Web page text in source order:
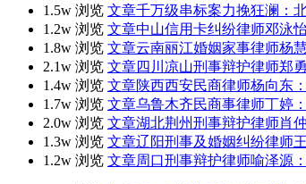
1.5w 浏览 文章千万级串标案力挽狂澜：
1.2w 浏览 文章中山信用卡纠纷律师邓泳
1.8w 浏览 文章云南丽江婚姻家事律师杨
2.1w 浏览 文章四川凉山刑事辩护律师郑
1.4w 浏览 文章陕西西安民商律师杨向东
1.7w 浏览 文章乌鲁木齐民商事律师丁婷
2.0w 浏览 文章湖北荆州刑事辩护律师肖
1.3w 浏览 文章辽阳刑事及婚姻纠纷律师
1.2w 浏览 文章周口刑事辩护律师喻泽源